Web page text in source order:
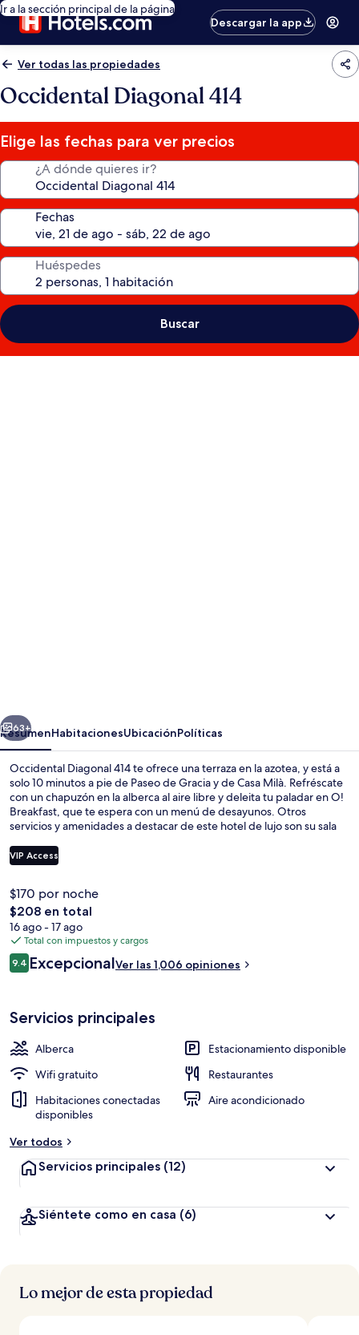
Ir a la sección principal de la página
Descargar la app
Ver todas las propiedades
Occidental Diagonal 414
Elige las fechas para ver precios
¿A dónde quieres ir?
Fechas
Huéspedes
Buscar
Siguiente
63+
ResumenHabitacionesUbicaciónPolíticas
Occidental Diagonal 414 te ofrece una terraza en la azotea, y está a
solo 10 minutos a pie de Paseo de Gracia y de Casa Milà. Refréscate
con un chapuzón en la alberca al aire libre y deleita tu paladar en O!
Breakfast, que te espera con un menú de desayunos. Otros
servicios y amenidades a destacar de este hotel de lujo son su sala
lounge. A otros visitantes les gusta la propiedad por sus atractivos
turísticos, y porque está a una corta distancia a pie de algunas
a 5 minutos y Estación de metro Diagonal está a 6 minutos.
VIP Access
$170 por noche
El
precio
total
es
de
$208 en total
16 ago - 17 ago
Total con impuestos y cargos
Opiniones
9.49.4 de 10,
ExcepcionalVer las 1,006 opiniones
Servicios principales
Alberca
Estacionamiento disponible
Wifi gratuito
Restaurantes
Habitaciones conectadas
disponibles
Aire acondicionado
Ver todos
Servicios principales (12)
Siéntete como en casa (6)
Lo mejor de esta propiedad